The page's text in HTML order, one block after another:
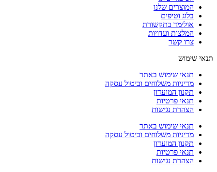
המוצרים שלנו
בלוג וטיפים
אולימד בתקשורת
המלצות ועדויות
צרו קשר
תנאי שימוש
תנאי שימוש באתר
מדיניות משלוחים וביטול עסקה
תקנון המועדון
תנאי פרטיות
הצהרת נגישות
תנאי שימוש באתר
מדיניות משלוחים וביטול עסקה
תקנון המועדון
תנאי פרטיות
הצהרת נגישות